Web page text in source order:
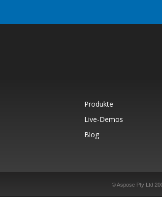
Produkte
Live-Demos
Blog
© Aspose Pty Ltd